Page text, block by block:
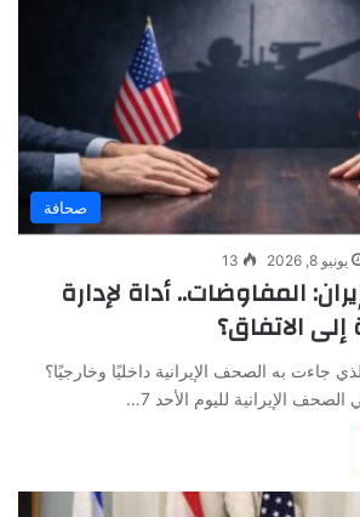
صحافة
يونيو 8, 2026 13
المفاوضات.. أداة لإدارة
الاتفاق؟
جاءت به الصحف الإيرانية داخليًا وخارجيًا؟
الإيرانية لليوم الأحد 7…